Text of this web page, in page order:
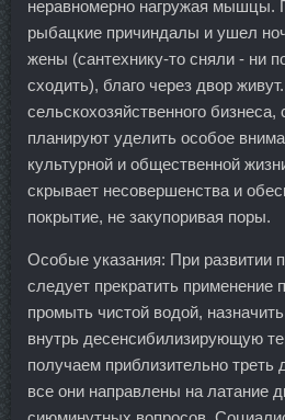
неравномерно нагружая мышцы.
рыбацкие причиндалы и ушел
жены (сантехнику-то сняли - ни
сходить), благо через двор
сельскохозяйственного бизнеса,
планируют уделить особое
культурной и общественной
скрывает несовершенства и
покрытие, не закупоривая поры.
Особые указания: При развитии
следует прекратить применение
промыть чистой водой, назначить
внутрь десенсибилизирующую
получаем приблизительно
все они направлены на латание